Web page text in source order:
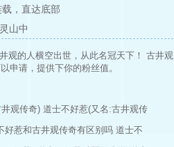
， 直达底部
山中
观的人横空出世，从此名冠天下！ 古井观
申请，提供下你的粉丝值。
观传奇) 道士不好惹(又名:古井观传
好惹和古井观传奇有区别吗 道士不